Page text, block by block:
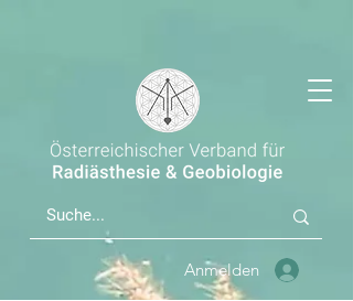
Anmelden